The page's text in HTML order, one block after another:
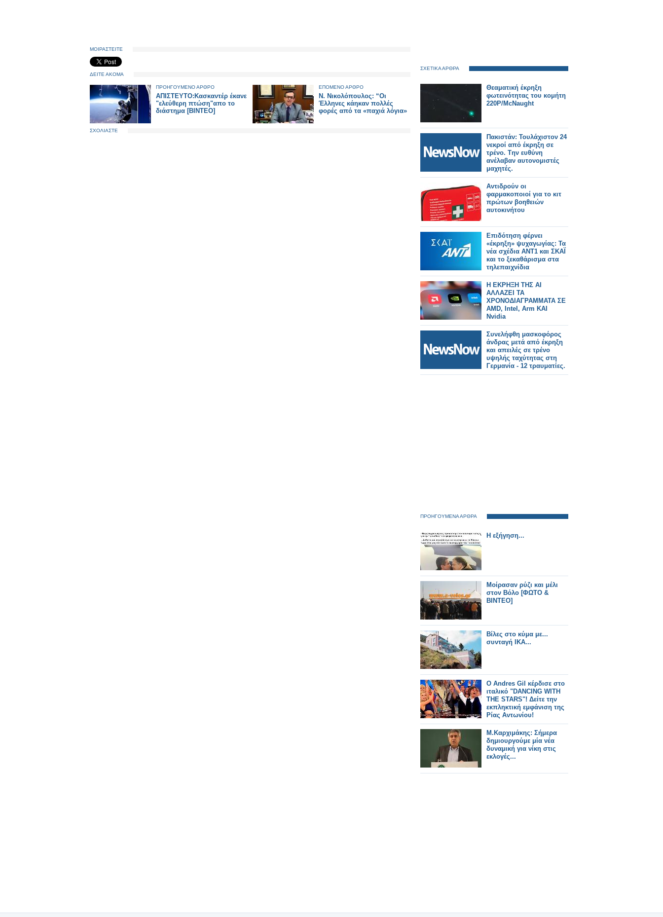
ΜΟΙΡΑΣΤΕΙΤΕ
ΔΕΙΤΕ ΑΚΟΜΑ
ΠΡΟΗΓΟΥΜΕΝΟ ΑΡΘΡΟ
ΑΠΙΣΤΕΥΤΟ:Κασκαντέρ έκανε
"ελεύθερη πτώση"απο το
διάστημα [ΒΙΝΤΕΟ]
ΕΠΟΜΕΝΟ ΑΡΘΡΟ
Ν. Νικολόπουλος: “Οι
Έλληνες κάηκαν πολλές
φορές από τα «παχιά λόγια»
ΣΧΟΛΙΑΣΤΕ
ΣΧΕΤΙΚΑ ΑΡΘΡΑ
Θεαματική έκρηξη
φωτεινότητας του κομήτη
220P/McNaught
Πακιστάν: Τουλάχιστον 24
νεκροί από έκρηξη σε
τρένο. Tην ευθύνη
ανέλαβαν αυτονομιστές
μαχητές.
Αντιδρούν οι
φαρμακοποιοί για το κιτ
πρώτων βοηθειών
αυτοκινήτου
Επιδότηση φέρνει
«έκρηξη» ψυχαγωγίας: Τα
νέα σχέδια ΑΝΤ1 και ΣΚΑΪ
και το ξεκαθάρισμα στα
τηλεπαιχνίδια
Η ΕΚΡΗΞΗ ΤΗΣ AI
ΑΛΛΑΖΕΙ ΤΑ
ΧΡΟΝΟΔΙΑΓΡΑΜΜΑΤΑ ΣΕ
AMD, Intel, Arm ΚΑΙ
Nvidia
Συνελήφθη μασκοφόρος
άνδρας μετά από έκρηξη
και απειλές σε τρένο
υψηλής ταχύτητας στη
Γερμανία - 12 τραυματίες.
ΠΡΟΗΓΟΥΜΕΝΑ ΑΡΘΡΑ
Η εξήγηση...
Μοίρασαν ρύζι και μέλι
στον Βόλο [ΦΩΤΟ &
ΒΙΝΤΕΟ]
Βίλες στο κύμα με...
συνταγή ΙΚΑ...
Ο Andres Gil κέρδισε στο
ιταλικό "DANCING WITH
THE STARS"! Δείτε την
εκπληκτική εμφάνιση της
Ρίας Αντωνίου!
Μ.Καρχιμάκης: Σήμερα
δημιουργούμε μία νέα
δυναμική για νίκη στις
εκλογές...